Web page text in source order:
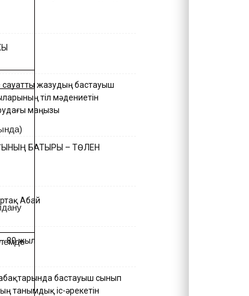
жазудың бастауыш
тіл мәдениетін
маңызы
БАТЫРЫ – ТӨЛЕН
Абай
80 жыл
бастауыш сынып
танымдық іс-әрекетін